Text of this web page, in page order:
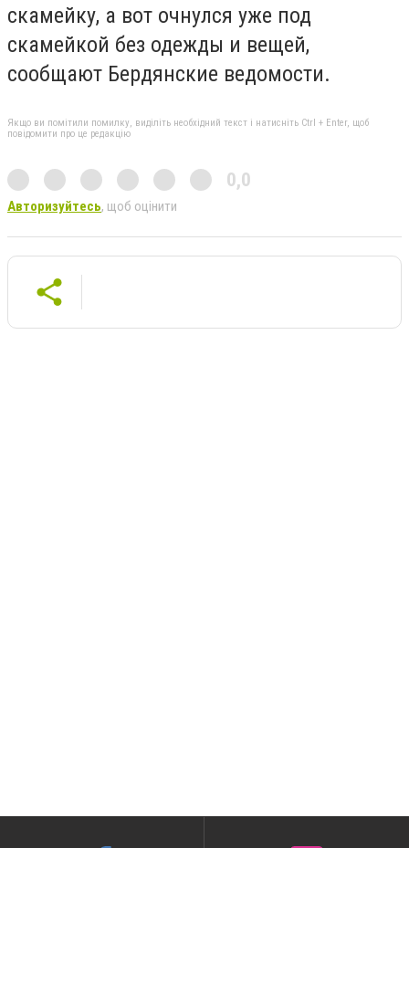
скамейку, а вот очнулся уже под
скамейкой без одежды и вещей,
сообщают Бердянские ведомости.
Якщо ви помітили помилку, виділіть необхідний текст і натисніть Ctrl + Enter, щоб
повідомити про це редакцію
0,0
Авторизуйтесь, щоб оцінити